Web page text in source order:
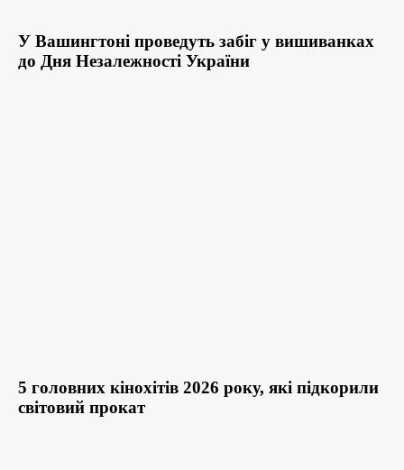
У Вашингтоні проведуть забіг у вишиванках
до Дня Незалежності України
5 головних кінохітів 2026 року, які підкорили
світовий прокат